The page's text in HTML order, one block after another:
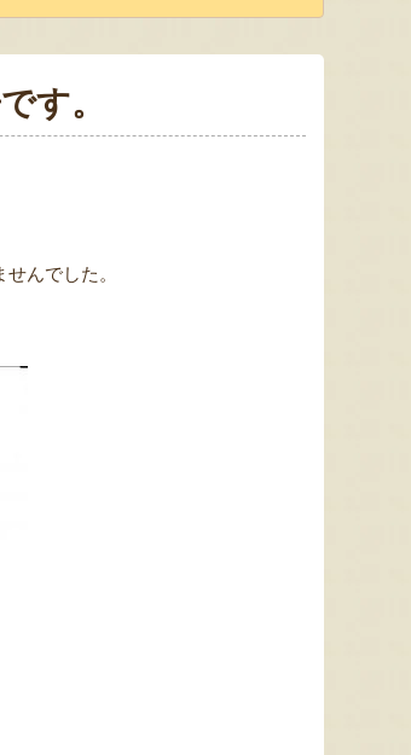
す。
んでした。